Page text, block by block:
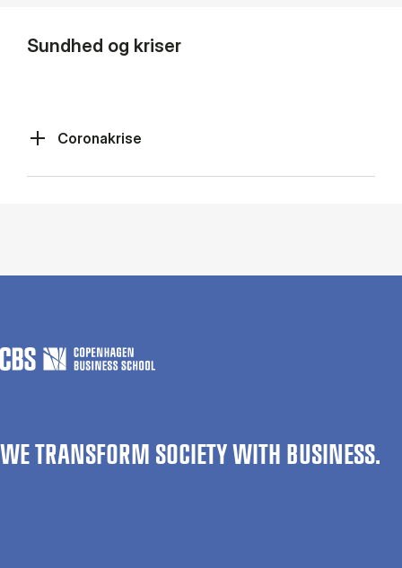
Sundhed og kriser
Coronakrise
WE TRANSFORM SOCIETY WITH BUSINESS.